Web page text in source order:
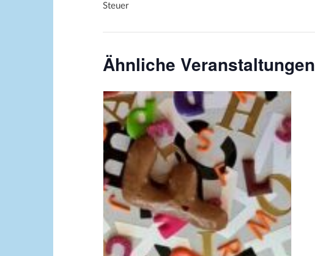
Steuer
Ähnliche Veranstaltungen
Bildquelle_ Pixabay Free_Christoph
Meinersmann